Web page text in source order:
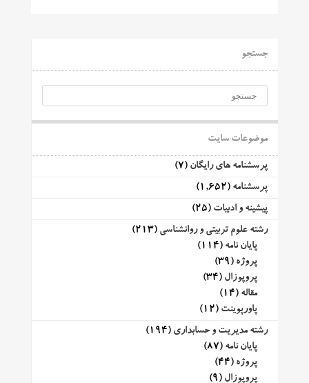
جستجو
موضوعات سایت
پرسشنامه های رایگان (7)
پرسشنامه (1,652)
پیشینه و ادبیات (25)
رشته علوم تربیتی و روانشناسی (213)
پایان نامه (114)
پروژه (39)
پروپوزال (34)
مقاله (14)
پاورپوینت (12)
رشته مدیریت و حسابداری (194)
پایان نامه (87)
پروژه (44)
پروپوزال (9)